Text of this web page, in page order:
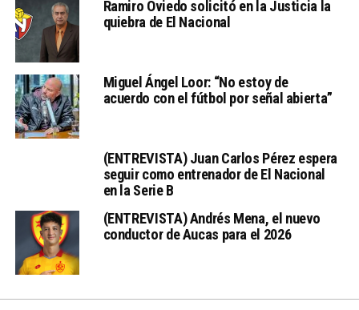
Ramiro Oviedo solicitó en la Justicia la
quiebra de El Nacional
Miguel Ángel Loor: “No estoy de
acuerdo con el fútbol por señal abierta”
(ENTREVISTA) Juan Carlos Pérez espera
seguir como entrenador de El Nacional
en la Serie B
(ENTREVISTA) Andrés Mena, el nuevo
conductor de Aucas para el 2026